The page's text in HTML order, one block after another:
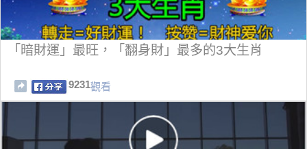
「暗財運」最旺，「翻身財」最多的3大生肖
9231觀看